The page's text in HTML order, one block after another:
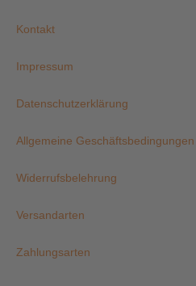
Kontakt
Impressum
Datenschutzerklärung
Allgemeine Geschäftsbedingungen
Widerrufsbelehrung
Versandarten
Zahlungsarten